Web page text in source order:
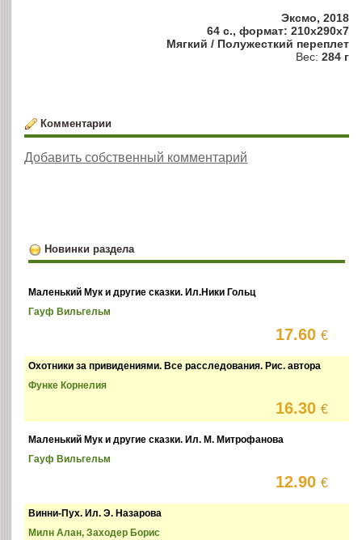
Эксмо, 2018
64 с., формат: 210x290x7
Мягкий / Полужесткий переплет
Вес: 284 г
Комментарии
Добавить собственный комментарий
Новинки раздела
Маленький Мук и другие сказки. Ил.Ники Гольц
Гауф Вильгельм
17.60€
Охотники за привидениями. Все расследования. Рис. автора
Функе Корнелия
16.30€
Маленький Мук и другие сказки. Ил. М. Митрофанова
Гауф Вильгельм
12.90€
Винни-Пух. Ил. Э. Назарова
Милн Алан, Заходер Борис